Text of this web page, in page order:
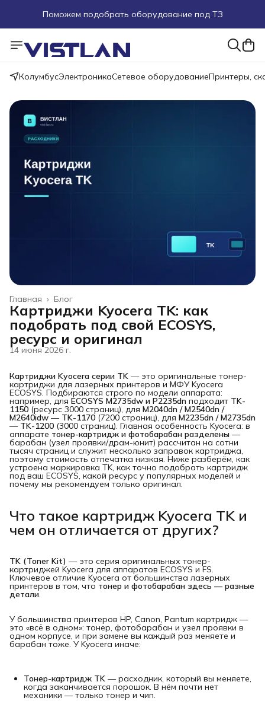
Поможем подобрать оборудование под ТЗ
Пуско-наладочные работы
Пришлите запрос на e-mail или в чат
Более 100 000 позиций в наличии и под заказ
КолумбусЭлектроникаСетевое оборудованиеПринтеры,
Блог
Главная ›
Картриджи Kyocera TK: как
подобрать под свой ECOSYS,
ресурс и оригинал
14 июня 2026 г.
Картриджи Kyocera серии TK — это оригинальные тонер-
картриджи для лазерных принтеров и МФУ Kyocera
ECOSYS. Подбираются строго по модели аппарата:
например, для ECOSYS M2735dw и P2235dn подходит TK-
1150 (ресурс 3000 страниц), для M2040dn / M2540dn /
M2640idw— TK-1170 (7200 страниц), для M2235dn / M2735dn
— TK-1200 (3000 страниц). Главная особенность Kyocera: в
аппарате тонер-картридж и фотобарабан разделены —
барабан (узел проявки/драм-юнит) рассчитан на сотни
тысяч страниц и служит несколько заправок картриджа,
поэтому стоимость отпечатка низкая. Ниже разберём, как
устроена маркировка TK, как точно подобрать картридж
под ваш ECOSYS, какой ресурс у популярных моделей и
почему мы рекомендуем только оригинал.
Что такое картридж Kyocera TK и
чем он отличается от других?
TK (Toner Kit) — это серия оригинальных тонер-
картриджей Kyocera для аппаратов ECOSYS и FS.
Ключевое отличие Kyocera от большинства лазерных
принтеров в том, что тонер и фотобарабан здесь — разные
детали.
У большинства принтеров HP, Canon, Pantum картридж —
это «всё в одном»: тонер, фотобарабан и узел проявки в
одном корпусе, и при замене вы каждый раз меняете и
барабан тоже. У Kyocera иначе:
Тонер-картридж TK — расходник, который вы меняете,
когда заканчивается порошок. В нём почти нет
механики — только тонер и чип.